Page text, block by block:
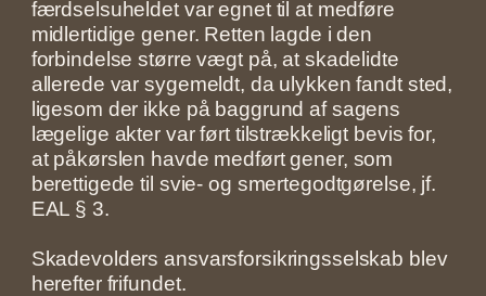
færdselsuheldet var egnet til at medføre
midlertidige gener. Retten lagde i den
forbindelse større vægt på, at skadelidte
allerede var sygemeldt, da ulykken fandt sted,
ligesom der ikke på baggrund af sagens
lægelige akter var ført tilstrækkeligt bevis for,
at påkørslen havde medført gener, som
berettigede til svie- og smertegodtgørelse, jf.
EAL § 3.
Skadevolders ansvarsforsikringsselskab blev
herefter frifundet.